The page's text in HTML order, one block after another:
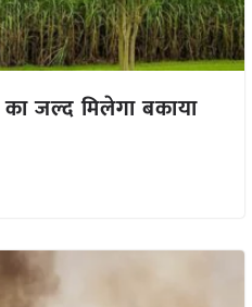
का जल्द मिलेगा बकाया